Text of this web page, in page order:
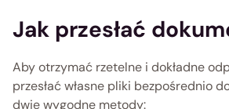
Jak przesłać
Aby otrzymać rzetelne i dokładne
przesłać własne pliki bezpośrednio
dwie wygodne metody: